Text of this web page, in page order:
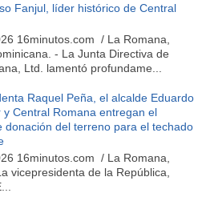
Fanjul, líder histórico de Central
16minutos.com / La Romana,
- La Junta Directiva de
Ltd. lamentó profundame...
Raquel Peña, el alcalde Eduardo
y Central Romana entregan el
donación del terreno para el techado
16minutos.com / La Romana,
vicepresidenta de la República,